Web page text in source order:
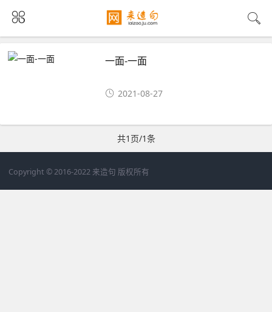
一面-一面
2021-08-27
共1页/1条
Copyright © 2016-2022 来造句 版权所有